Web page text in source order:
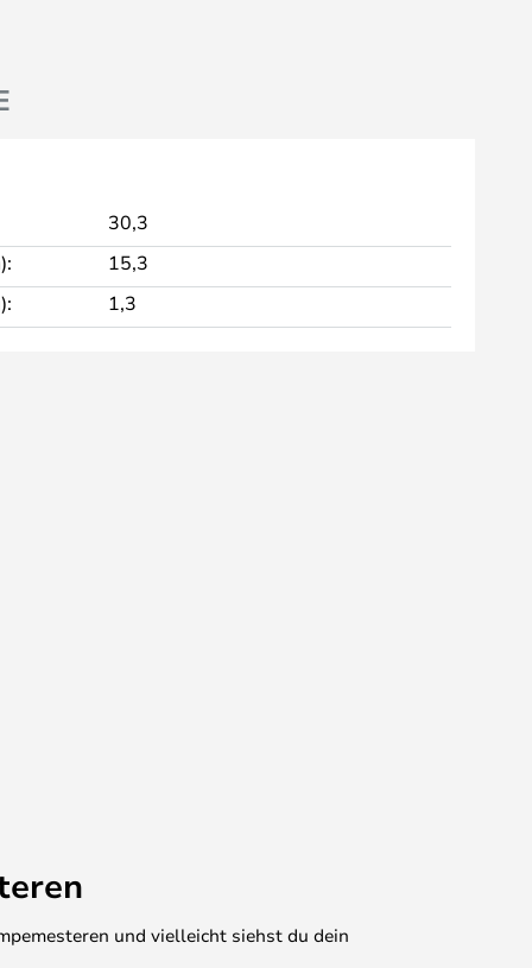
30,3
15,3
1,3
und vielleicht siehst du dein